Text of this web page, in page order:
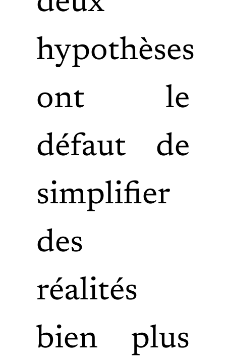
hypothèses
ont le
défaut de
simplifier
des
réalités
bien plus